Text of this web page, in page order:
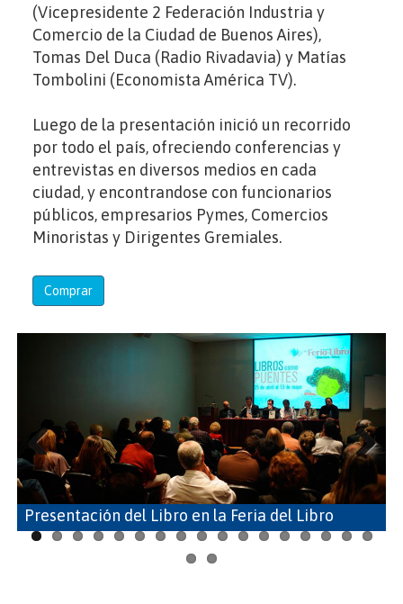
(Vicepresidente 2 Federación Industria y
Comercio de la Ciudad de Buenos Aires),
Tomas Del Duca (Radio Rivadavia) y Matías
Tombolini (Economista América TV).
Luego de la presentación inició un recorrido
por todo el país, ofreciendo conferencias y
entrevistas en diversos medios en cada
ciudad, y encontrandose con funcionarios
públicos, empresarios Pymes, Comercios
Minoristas y Dirigentes Gremiales.
Comprar
Presentación del Libro en la Feria del Libro
Previous Next